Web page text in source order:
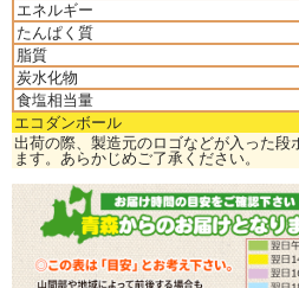
エネルギー
たんぱく質
脂質
炭水化物
食塩相当量
エコダンボール
出荷の際、製造元のロゴなどが入った段
ます。あらかじめご了承ください。